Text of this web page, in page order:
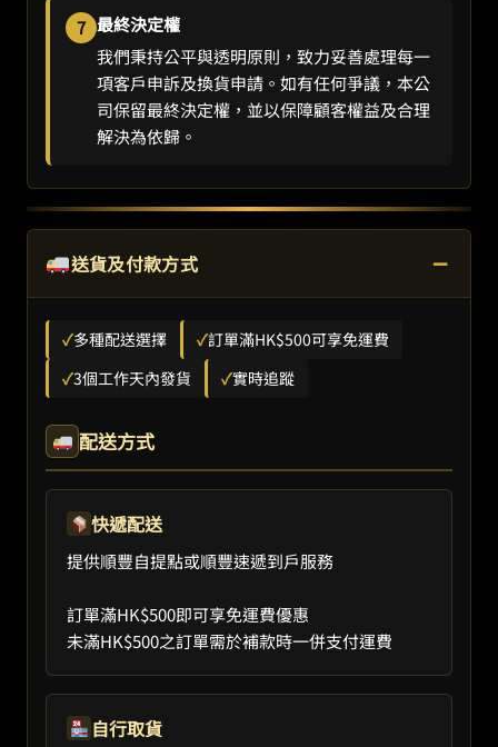
7 最終決定權
我們秉持公平與透明原則，致力妥善處理每一
項客戶申訴及換貨申請。如有任何爭議，本公
司保留最終決定權，並以保障顧客權益及合理
解決為依歸。
送貨及付款方式 −
✓多種配送選擇 ✓訂單滿HK$500可享免運費
✓3個工作天內發貨 ✓實時追蹤
配送方式
快遞配送
提供順豐自提點或順豐速遞到戶服務
訂單滿HK$500即可享免運費優惠
未滿HK$500之訂單需於補款時一併支付運費
自行取貨